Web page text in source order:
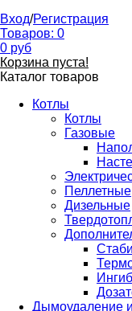
Вход/Регистрация
Товаров: 0
0 руб
Корзина пуста!
Каталог товаров
Котлы
Котлы
Газовые
Пеллетные
Дизельные
Дымоудаление